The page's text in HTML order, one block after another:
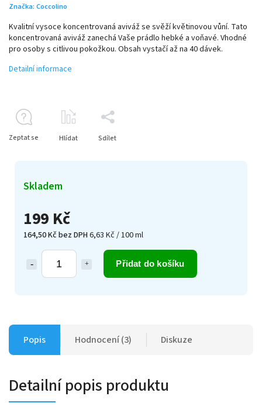
Značka: Coccolino
199 Kč
164,50 Kč bez DPH6,63 Kč / 100 ml
Přidat do košíku
Skladem
Kvalitní vysoce koncentrovaná aviváž se svěží květinovou vůní. Tato
koncentrovaná aviváž zanechá Vaše prádlo hebké a voňavé. Vhodné
pro osoby s citlivou pokožkou. Obsah vystačí až na 40 dávek.
Detailní informace
Zeptat se Hlídat Sdílet
Popis Hodnocení (3) Diskuze
Detailní popis produktu